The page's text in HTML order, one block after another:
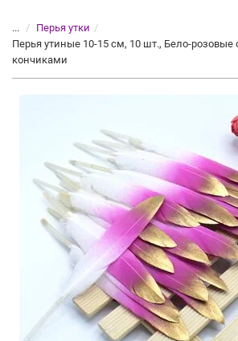
...
Перья утки
Перья утиные 10-15 см, 10 шт., Бело-розовые
кончиками